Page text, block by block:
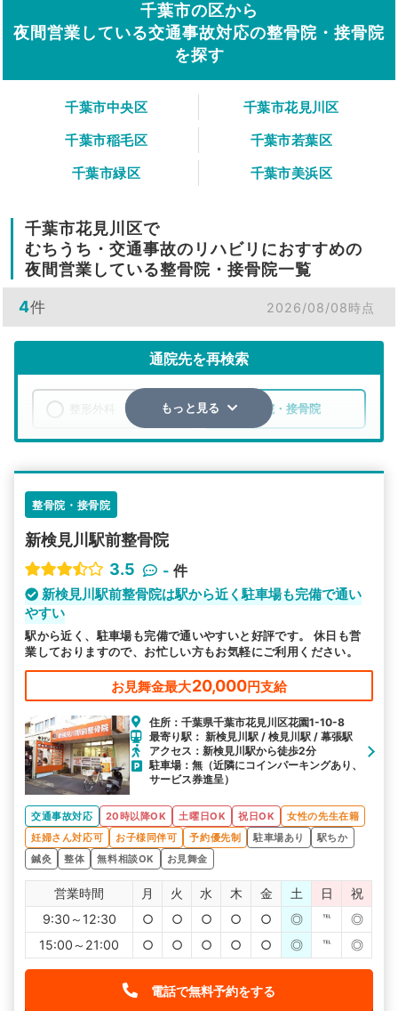
千葉市の区から
夜間営業している交通事故対応の整骨院・接骨院
を探す
千葉市中央区
千葉市花見川区
千葉市稲毛区
千葉市若葉区
千葉市緑区
千葉市美浜区
千葉市花見川区で
むちうち・交通事故のリハビリにおすすめの
夜間営業している整骨院・接骨院一覧
4件 2026/08/08時点
通院先を再検索
整骨院・接骨院
詳細条件で絞り込む
その他の検索方法
もっと見る
整骨院・接骨院
新検見川駅前整骨院
3.5
- 件
新検見川駅前整骨院は駅から近く駐車場も完備で通い
やすい
駅から近く、駐車場も完備で通いやすいと好評です。 休日も営
業しておりますので、お忙しい方もお気軽にご利用ください。
お見舞金最大20,000円支給
住所：千葉県千葉市花見川区花園1-10-8
最寄り駅： 新検見川駅 / 検見川駅 / 幕張駅
アクセス：新検見川駅から徒歩2分
駐車場：無（近隣にコインパーキングあり、
サービス券進呈）
交通事故対応 20時以降OK 土曜日OK 祝日OK
女性の先生在籍
妊婦さん対応可
お子様同伴可 予約優先制 駐車場あり
駅ちか
鍼灸
整体 無料相談OK お見舞金
営業時間 月 火 水 木 金 土 日
祝
9:30～12:30
○ ○ ○ ○ ○ ◎ ℡
◎
15:00～21:00
○ ○ ○ ○ ○ ◎ ℡ ◎
電話で無料予約をする